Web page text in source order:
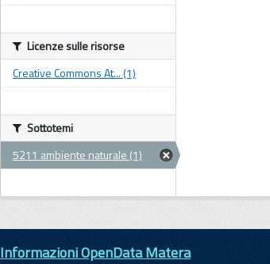
Licenze sulle risorse
Creative Commons At... (1)
Sottotemi
5211 ambiente naturale (1)
Informazioni OpenData Matera